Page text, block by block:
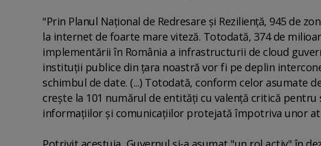
"Prin Planul Naţional de Redresare şi Rezilienţă, 945 de
la internet de foarte mare viteză. Totodată, 374 de
implementării în România a infrastructurii de cloud
instituţii publice din ţara noastră vor fi pe deplin
schimbul de date. (...) Totodată, conform celor asumate
creşte la 101 numărul de entităţi cu valenţă critică
informaţiilor şi comunicaţiilor protejată împotriva unor